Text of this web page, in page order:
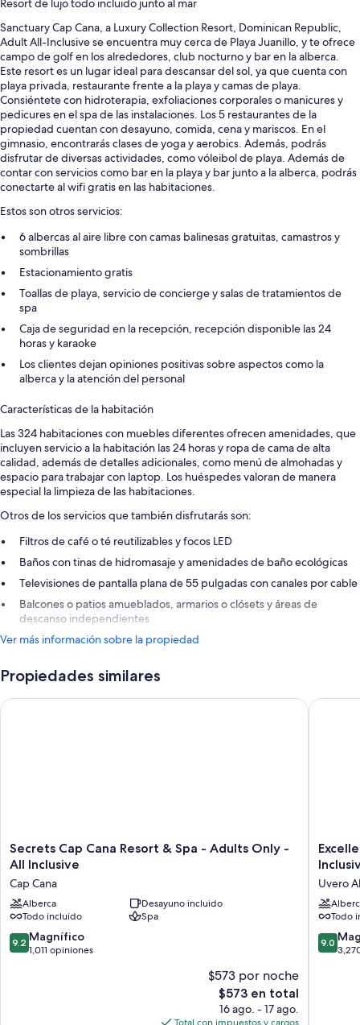
Resort de lujo todo incluido junto al mar
Sanctuary Cap Cana, a Luxury Collection Resort, Dominican Republic,
Adult All-Inclusive se encuentra muy cerca de Playa Juanillo, y te ofrece
campo de golf en los alrededores, club nocturno y bar en la alberca.
Este resort es un lugar ideal para descansar del sol, ya que cuenta con
playa privada, restaurante frente a la playa y camas de playa.
Consiéntete con hidroterapia, exfoliaciones corporales o manicures y
pedicures en el spa de las instalaciones. Los 5 restaurantes de la
propiedad cuentan con desayuno, comida, cena y mariscos. En el
gimnasio, encontrarás clases de yoga y aerobics. Además, podrás
disfrutar de diversas actividades, como vóleibol de playa. Además de
contar con servicios como bar en la playa y bar junto a la alberca, podrás
conectarte al wifi gratis en las habitaciones.
Estos son otros servicios:
6 albercas al aire libre con camas balinesas gratuitas, camastros y
sombrillas
Estacionamiento gratis
Toallas de playa, servicio de concierge y salas de tratamientos de
spa
Caja de seguridad en la recepción, recepción disponible las 24
horas y karaoke
Los clientes dejan opiniones positivas sobre aspectos como la
alberca y la atención del personal
Características de la habitación
Las 324 habitaciones con muebles diferentes ofrecen amenidades, que
incluyen servicio a la habitación las 24 horas y ropa de cama de alta
calidad, además de detalles adicionales, como menú de almohadas y
espacio para trabajar con laptop. Los huéspedes valoran de manera
especial la limpieza de las habitaciones.
Otros de los servicios que también disfrutarás son:
Filtros de café o té reutilizables y focos LED
Baños con tinas de hidromasaje y amenidades de baño ecológicas
Televisiones de pantalla plana de 55 pulgadas con canales por cable
Balcones o patios amueblados, armarios o clósets y áreas de
descanso independientes
Ver más información sobre la propiedad
Propiedades similares
Secrets
Cap
Resort
&
Spa
-
Adults
Secrets Cap Cana Resort & Spa - Adults Only -
All Inclusive
Cap Cana
Alberca
Desayuno incluido
Todo incluido
Spa
9.2
de
9.2 Magnífico
1,011 opiniones
$573 por noche
El
precio
actual
$573 en total
16 ago. - 17 ago.
Secrets Cap Cana Resort & Spa - Adults Only - All Inclusive
Carmen
Cana
-
Adults
Only
All
Uvero
Todo
9.0
de
9.0